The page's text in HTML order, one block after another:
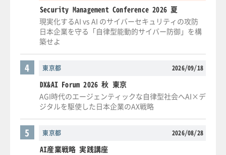
Security Management Conference 2026 夏
現実化するAI vs AI のサイバーセキュリティの攻防
日本企業を守る「自律型能動的サイバー防御」を構
築せよ
東京都 2026/09/18
4
DX&AI Forum 2026 秋 東京
AGI時代のエージェンティックな自律型社会へAI×デ
ジタルを駆使した日本企業のAX戦略
東京都 2026/08/28
5
AI産業戦略 実践講座